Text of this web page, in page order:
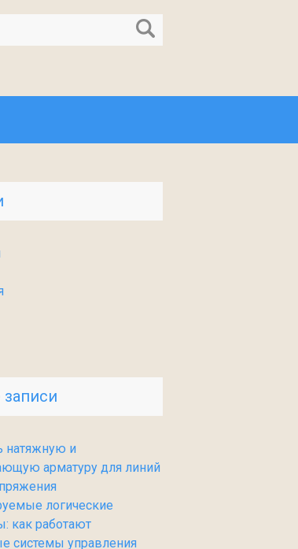
натяжную и
арматуру для линий
логические
как работают
системы управления